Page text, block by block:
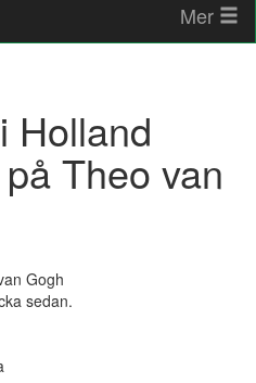
Mer
Holland
Theo van
Gogh
sedan.